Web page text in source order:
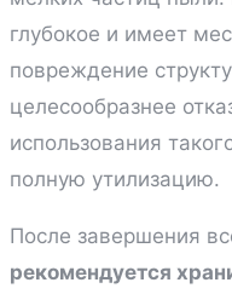
глубокое и имеет
повреждение
целесообразнее
использования
полную утилизацию.
После завершения
рекомендуется